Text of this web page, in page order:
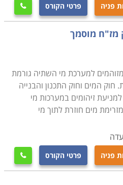
פניה פרטי הקורס 
מז"ח מוסמך
למערכת מי השתיה גורמת
חוק המים וחוק התכנון והבנייה
זיהומים במערכות מי
מים חוזרת לתוך מי
פניה פרטי הקורס 